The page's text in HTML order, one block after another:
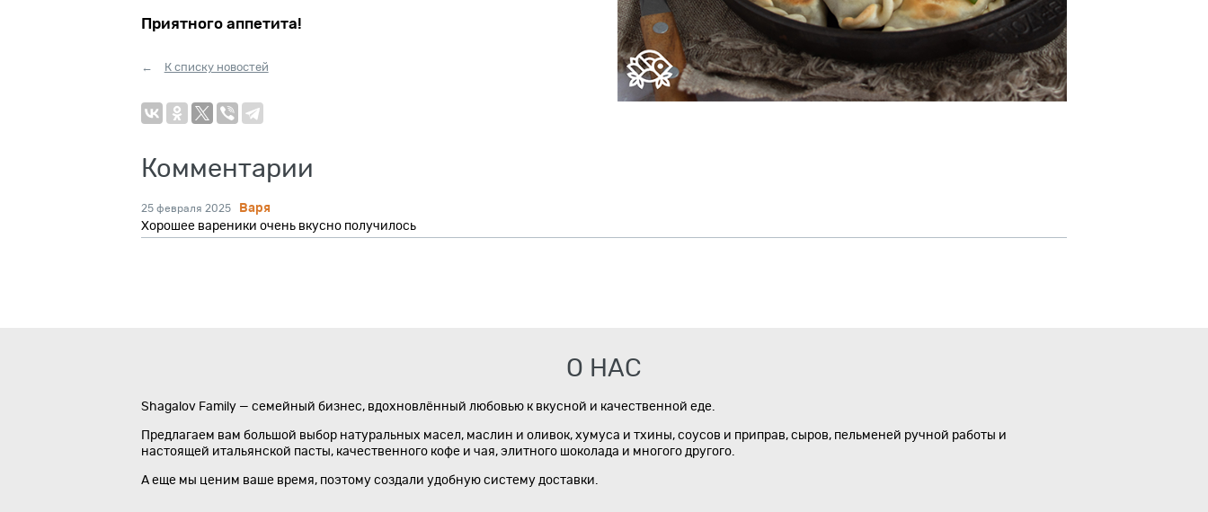
Приятного аппетита!
К списку новостей
Комментарии
25 февраля 2025
Варя
Хорошее вареники очень вкусно получилось
О НАС
Shagalov Family — семейный бизнес, вдохновлённый любовью к вкусной и качественной еде.
Предлагаем вам большой выбор натуральных масел, маслин и оливок, хумуса и тхины, соусов и приправ, сыров, пельменей ручной работы и
настоящей итальянской пасты, качественного кофе и чая, элитного шоколада и многого другого.
А еще мы ценим ваше время, поэтому создали удобную систему доставки.